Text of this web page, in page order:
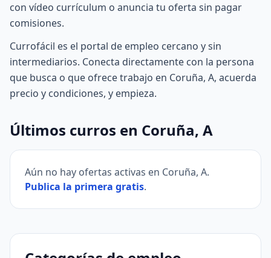
con vídeo currículum o anuncia tu oferta sin pagar
comisiones.
Currofácil es el portal de empleo cercano y sin
intermediarios. Conecta directamente con la persona
que busca o que ofrece trabajo en Coruña, A, acuerda
precio y condiciones, y empieza.
Últimos curros en Coruña, A
Aún no hay ofertas activas en Coruña, A.
Publica la primera gratis.